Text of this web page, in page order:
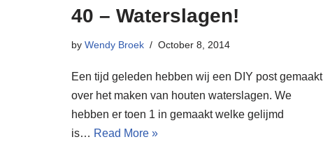
40 – Waterslagen!
by Wendy Broek October 8, 2014
Een tijd geleden hebben wij een DIY post gemaakt
over het maken van houten waterslagen. We
hebben er toen 1 in gemaakt welke gelijmd
is… Read More »